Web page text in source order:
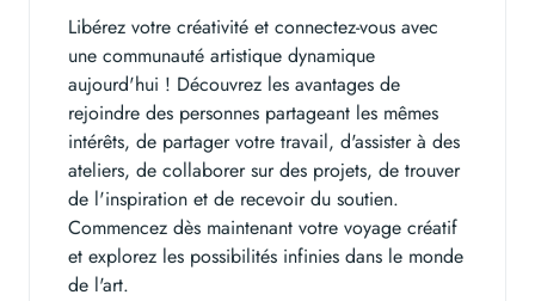
Libérez votre créativité et connectez-vous avec
une communauté artistique dynamique
aujourd'hui ! Découvrez les avantages de
rejoindre des personnes partageant les mêmes
intérêts, de partager votre travail, d'assister à des
ateliers, de collaborer sur des projets, de trouver
de l'inspiration et de recevoir du soutien.
Commencez dès maintenant votre voyage créatif
et explorez les possibilités infinies dans le monde
de l'art.